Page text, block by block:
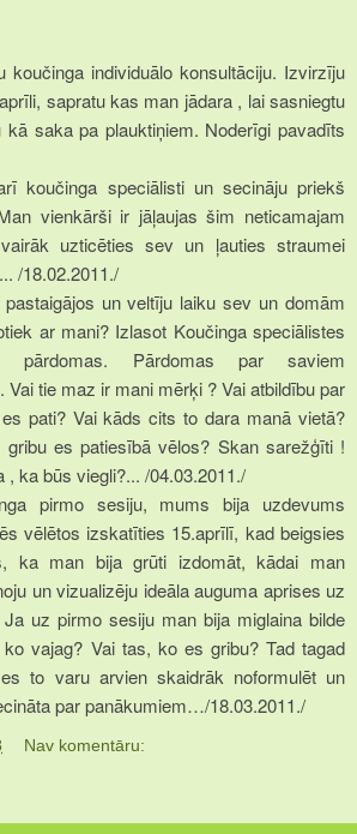
koučinga individuālo konsultāciju. Izvirzīju
sapratu kas man jādara , lai sasniegtu
saka pa plauktiņiem. Noderīgi pavadīts
koučinga speciālisti un secināju priekš
vienkārši ir jāļaujas šim neticamajam
uzticēties sev un ļauties straumei
/18.02.2011./
un veltīju laiku sev un domām
ar mani? Izlasot Koučinga speciālistes
pārdomas. Pārdomas par saviem
tie maz ir mani mērķi ? Vai atbildību par
pati? Vai kāds cits to dara manā vietā?
es patiesībā vēlos? Skan sarežģīti !
, ka būs viegli?... /04.03.2011./
pirmo sesiju, mums bija uzdevums
vēlētos izskatīties 15.aprīlī, kad beigsies
ka man bija grūti izdomāt, kādai man
un vizualizēju ideāla auguma aprises uz
Ja uz pirmo sesiju man bija miglaina bilde
vajag? Vai tas, ko es gribu? Tad tagad
to varu arvien skaidrāk noformulēt un
par panākumiem…/18.03.2011./
Nav komentāru: